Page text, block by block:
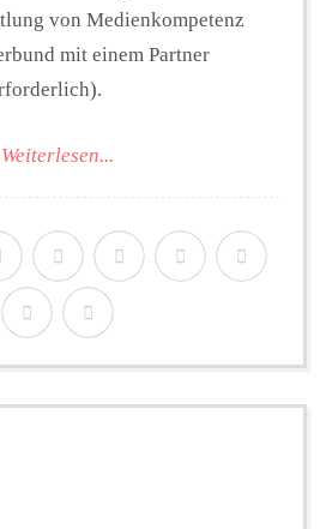
von Medienkompetenz
mit einem Partner
Weiterlesen...